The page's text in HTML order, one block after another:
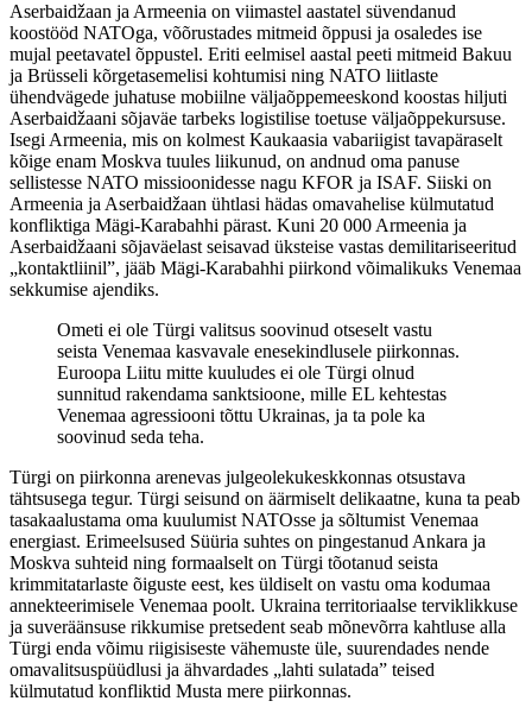
Aserbaidžaan ja Armeenia on viimastel aastatel süvendanud
koostööd NATOga, võõrustades mitmeid õppusi ja osaledes ise
mujal peetavatel õppustel. Eriti eelmisel aastal peeti mitmeid Bakuu
ja Brüsseli kõrgetasemelisi kohtumisi ning NATO liitlaste
ühendvägede juhatuse mobiilne väljaõppemeeskond koostas hiljuti
Aserbaidžaani sõjaväe tarbeks logistilise toetuse väljaõppekursuse.
Isegi Armeenia, mis on kolmest Kaukaasia vabariigist tavapäraselt
kõige enam Moskva tuules liikunud, on andnud oma panuse
sellistesse NATO missioonidesse nagu KFOR ja ISAF. Siiski on
Armeenia ja Aserbaidžaan ühtlasi hädas omavahelise külmutatud
konfliktiga Mägi-Karabahhi pärast. Kuni 20 000 Armeenia ja
Aserbaidžaani sõjaväelast seisavad üksteise vastas demilitariseeritud
„kontaktliinil”, jääb Mägi-Karabahhi piirkond võimalikuks Venemaa
sekkumise ajendiks.
Ometi ei ole Türgi valitsus soovinud otseselt vastu
seista Venemaa kasvavale enesekindlusele piirkonnas.
Euroopa Liitu mitte kuuludes ei ole Türgi olnud
sunnitud rakendama sanktsioone, mille EL kehtestas
Venemaa agressiooni tõttu Ukrainas, ja ta pole ka
soovinud seda teha.
Türgi on piirkonna arenevas julgeolekukeskkonnas otsustava
tähtsusega tegur. Türgi seisund on äärmiselt delikaatne, kuna ta peab
tasakaalustama oma kuulumist NATOsse ja sõltumist Venemaa
energiast. Erimeelsused Süüria suhtes on pingestanud Ankara ja
Moskva suhteid ning formaalselt on Türgi tõotanud seista
krimmitatarlaste õiguste eest, kes üldiselt on vastu oma kodumaa
annekteerimisele Venemaa poolt. Ukraina territoriaalse terviklikkuse
ja suveräänsuse rikkumise pretsedent seab mõnevõrra kahtluse alla
Türgi enda võimu riigisiseste vähemuste üle, suurendades nende
omavalitsuspüüdlusi ja ähvardades „lahti sulatada” teised
külmutatud konfliktid Musta mere piirkonnas.